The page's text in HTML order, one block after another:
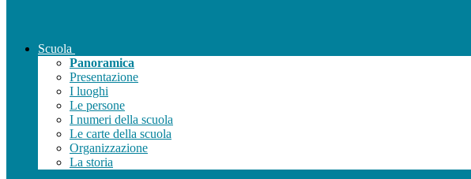
Scuola
Panoramica
Presentazione
I luoghi
Le persone
I numeri della scuola
Le carte della scuola
Organizzazione
La storia